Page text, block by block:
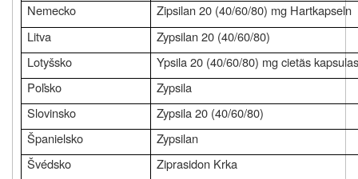
Nemecko
Zipsilan 20 (40/60/80) mg Hartkapseln
Litva
Zypsilan 20 (40/60/80)
Lotyšsko
Ypsila 20 (40/60/80) mg cietãs
Poľsko
Zypsila
Slovinsko
Zypsila 20 (40/60/80)
Španielsko
Zypsilan
Švédsko
Ziprasidon Krka